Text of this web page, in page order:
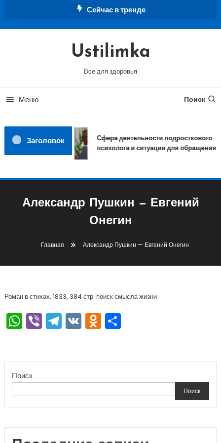
Сейчас в тренде
Ustilimka
Все для здоровья
Меню Поиск
Заголовок
Сфера деятельности подросткового
психолога и ситуации для обращения
Александр Пушкин — Евгений
Онегин
Главная Александр Пушкин — Евгений Онегин
Роман в стихах, 1833, 384 стр. поиск смысла жизни
WhatsApp
ViberTelegram
VKOdnoklassniki
Отправить
Поиск
Поиск